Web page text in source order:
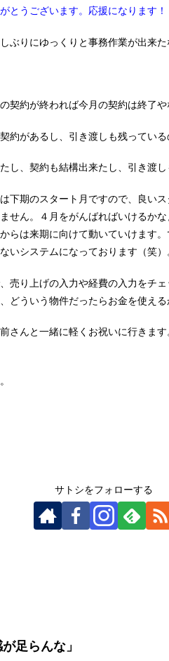
とうございます。応援になります！
ぶりにゆっくりと事務作業が出来た
契約が終われば今月の契約は終了や
約があるし、引き渡しも残っている
し、契約も結構出来たし、引き渡
下期のスタート月ですので、良い
せん。４月をがんばればいけるか
らは来期に向けて動いていけます
いシステムになっております（笑）
売り上げの入力や経費の入力をチ
どういう物件だったらお金を使える
さんと一緒に軽くお祝いに行きま
サトシをフォローする
が足らんな」